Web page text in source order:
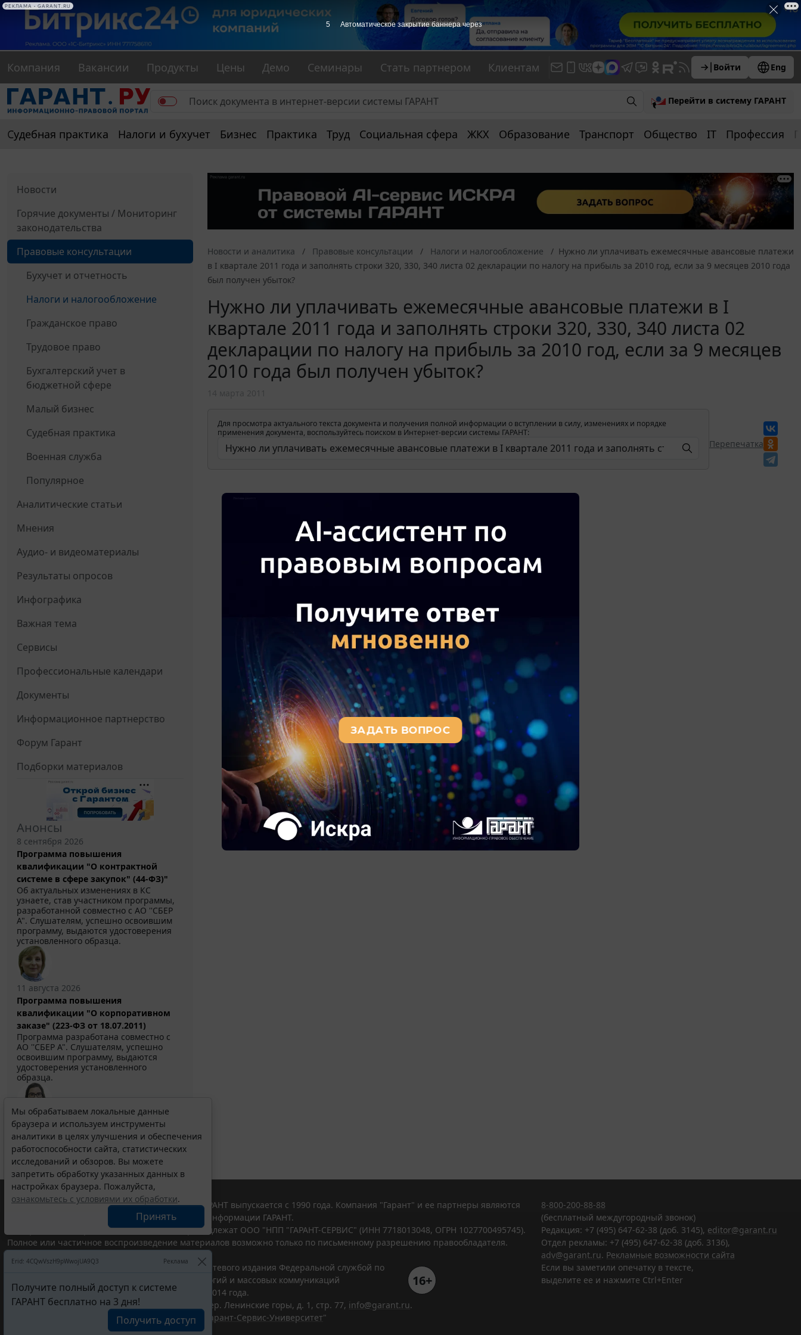
Компания Вакансии Продукты Цены Демо Семинары Стать партнером Клиентам Войти Eng
Перейти в систему ГАРАНТ
Судебная практика Налоги и бухучет Бизнес Практика Труд Социальная сфера ЖКХ Образование Транспорт Общество IT Профессия
Новости
Горячие документы / Мониторинг
законодательства
Правовые консультации
Бухучет и отчетность
Налоги и налогообложение
Гражданское право
Трудовое право
Бухгалтерский учет в
бюджетной сфере
Малый бизнес
Судебная практика
Военная служба
Популярное
Аналитические статьи
Мнения
Аудио- и видеоматериалы
Результаты опросов
Инфографика
Важная тема
Сервисы
Профессиональные календари
Документы
Информационное партнерство
Форум Гарант
Подборки материалов
Анонсы
8 сентября 2026
Программа повышения
квалификации "О контрактной
системе в сфере закупок" (44-ФЗ)"
Об актуальных изменениях в КС
узнаете, став участником программы,
разработанной совместно с АО ''СБЕР
А". Слушателям, успешно освоившим
программу, выдаются удостоверения
установленного образца.
11 августа 2026
Программа повышения
квалификации "О корпоративном
заказе" (223-ФЗ от 18.07.2011)
Программа разработана совместно с
АО ''СБЕР А". Слушателям, успешно
освоившим программу, выдаются
удостоверения установленного
образца.
Выберите тему программы повышения квалификации
для юристов ...
Новости и аналитика Правовые консультации Налоги и налогообложение
Нужно ли уплачивать ежемесячные авансовые платежи
в I квартале 2011 года и заполнять строки 320, 330, 340 листа 02 декларации по налогу на прибыль за 2010 год, если за 9 месяцев 2010 года
был получен убыток?
Нужно ли уплачивать ежемесячные авансовые платежи в I
квартале 2011 года и заполнять строки 320, 330, 340 листа 02
декларации по налогу на прибыль за 2010 год, если за 9 месяцев
2010 года был получен убыток?
Для просмотра актуального текста документа и получения полной информации о вступлении в силу, изменениях и порядке
применения документа, воспользуйтесь поиском в Интернет-версии системы ГАРАНТ:
Перепечатка
Мы обрабатываем локальные данные
браузера и используем инструменты
аналитики в целях улучшения и обеспечения
работоспособности сайта, статистических
исследований и обзоров. Вы можете
запретить обработку указанных данных в
настройках браузера. Пожалуйста,
ознакомьтесь с условиями их обработки.
Принять
Erid: 4CQwVszH9pWwojUA9Q3 Реклама
Получите полный доступ к системе
ГАРАНТ бесплатно на 3 дня!
Получить доступ
© ООО "НПП "ГАРАНТ-СЕРВИС", 2026. Система ГАРАНТ выпускается с 1990 года. Компания "Гарант" и ее партнеры являются
участниками Российской ассоциации правовой информации ГАРАНТ.
Все права на материалы сайта ГАРАНТ.РУ принадлежат ООО "НПП "ГАРАНТ-СЕРВИС" (ИНН 7718013048, ОГРН 1027700495745).
Полное или частичное воспроизведение материалов возможно только по письменному разрешению правообладателя.
Портал ГАРАНТ.РУ зарегистрирован в качестве сетевого издания Федеральной службой по
надзору в сфере связи,информационных технологий и массовых коммуникаций
(Роскомнадзором), Эл № ФС77-58365 от 18 июня 2014 года.
16+
ООО "НПП "ГАРАНТ-СЕРВИС", 119234, г. Москва, тер. Ленинские горы, д. 1, стр. 77, info@garant.ru.
Разработчик ЭПС Система ГАРАНТ – ООО "НПП "
Гарант-Сервис-Университет"
8-800-200-88-88
(бесплатный междугородный звонок)
Редакция: +7 (495) 647-62-38 (доб. 3145), editor@garant.ru
Отдел рекламы: +7 (495) 647-62-38 (доб. 3136),
adv@garant.ru. Рекламные возможности сайта
Если вы заметили опечатку в тексте,
выделите ее и нажмите Ctrl+Enter
5 Автоматическое закрытие баннера через
РЕКЛАМА • GARANT.RU